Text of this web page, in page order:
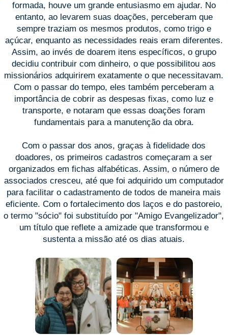
formada, houve um grande entusiasmo em ajudar. No
entanto, ao levarem suas doações, perceberam que
sempre traziam os mesmos produtos, como trigo e
açúcar, enquanto as necessidades reais eram diferentes.
Assim, ao invés de doarem itens específicos, o grupo
decidiu contribuir com dinheiro, o que possibilitou aos
missionários adquirirem exatamente o que necessitavam.
Com o passar do tempo, eles também perceberam a
importância de cobrir as despesas fixas, como luz e
transporte, e notaram que essas doações foram
fundamentais para a manutenção da obra.
Com o passar dos anos, graças à fidelidade dos
doadores, os primeiros cadastros começaram a ser
organizados em fichas alfabéticas. Assim, o número de
associados cresceu, até que foi adquirido um computador
para facilitar o cadastramento de todos de maneira mais
eficiente. Com o fortalecimento dos laços e do pastoreio,
o termo "sócio" foi substituído por "Amigo Evangelizador",
um título que reflete a amizade que transformou e
sustenta a missão até os dias atuais.